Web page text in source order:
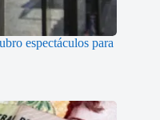
espectáculos para